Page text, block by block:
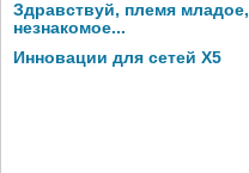
Здравствуй, племя младое,
незнакомое...
Инновации для сетей X5